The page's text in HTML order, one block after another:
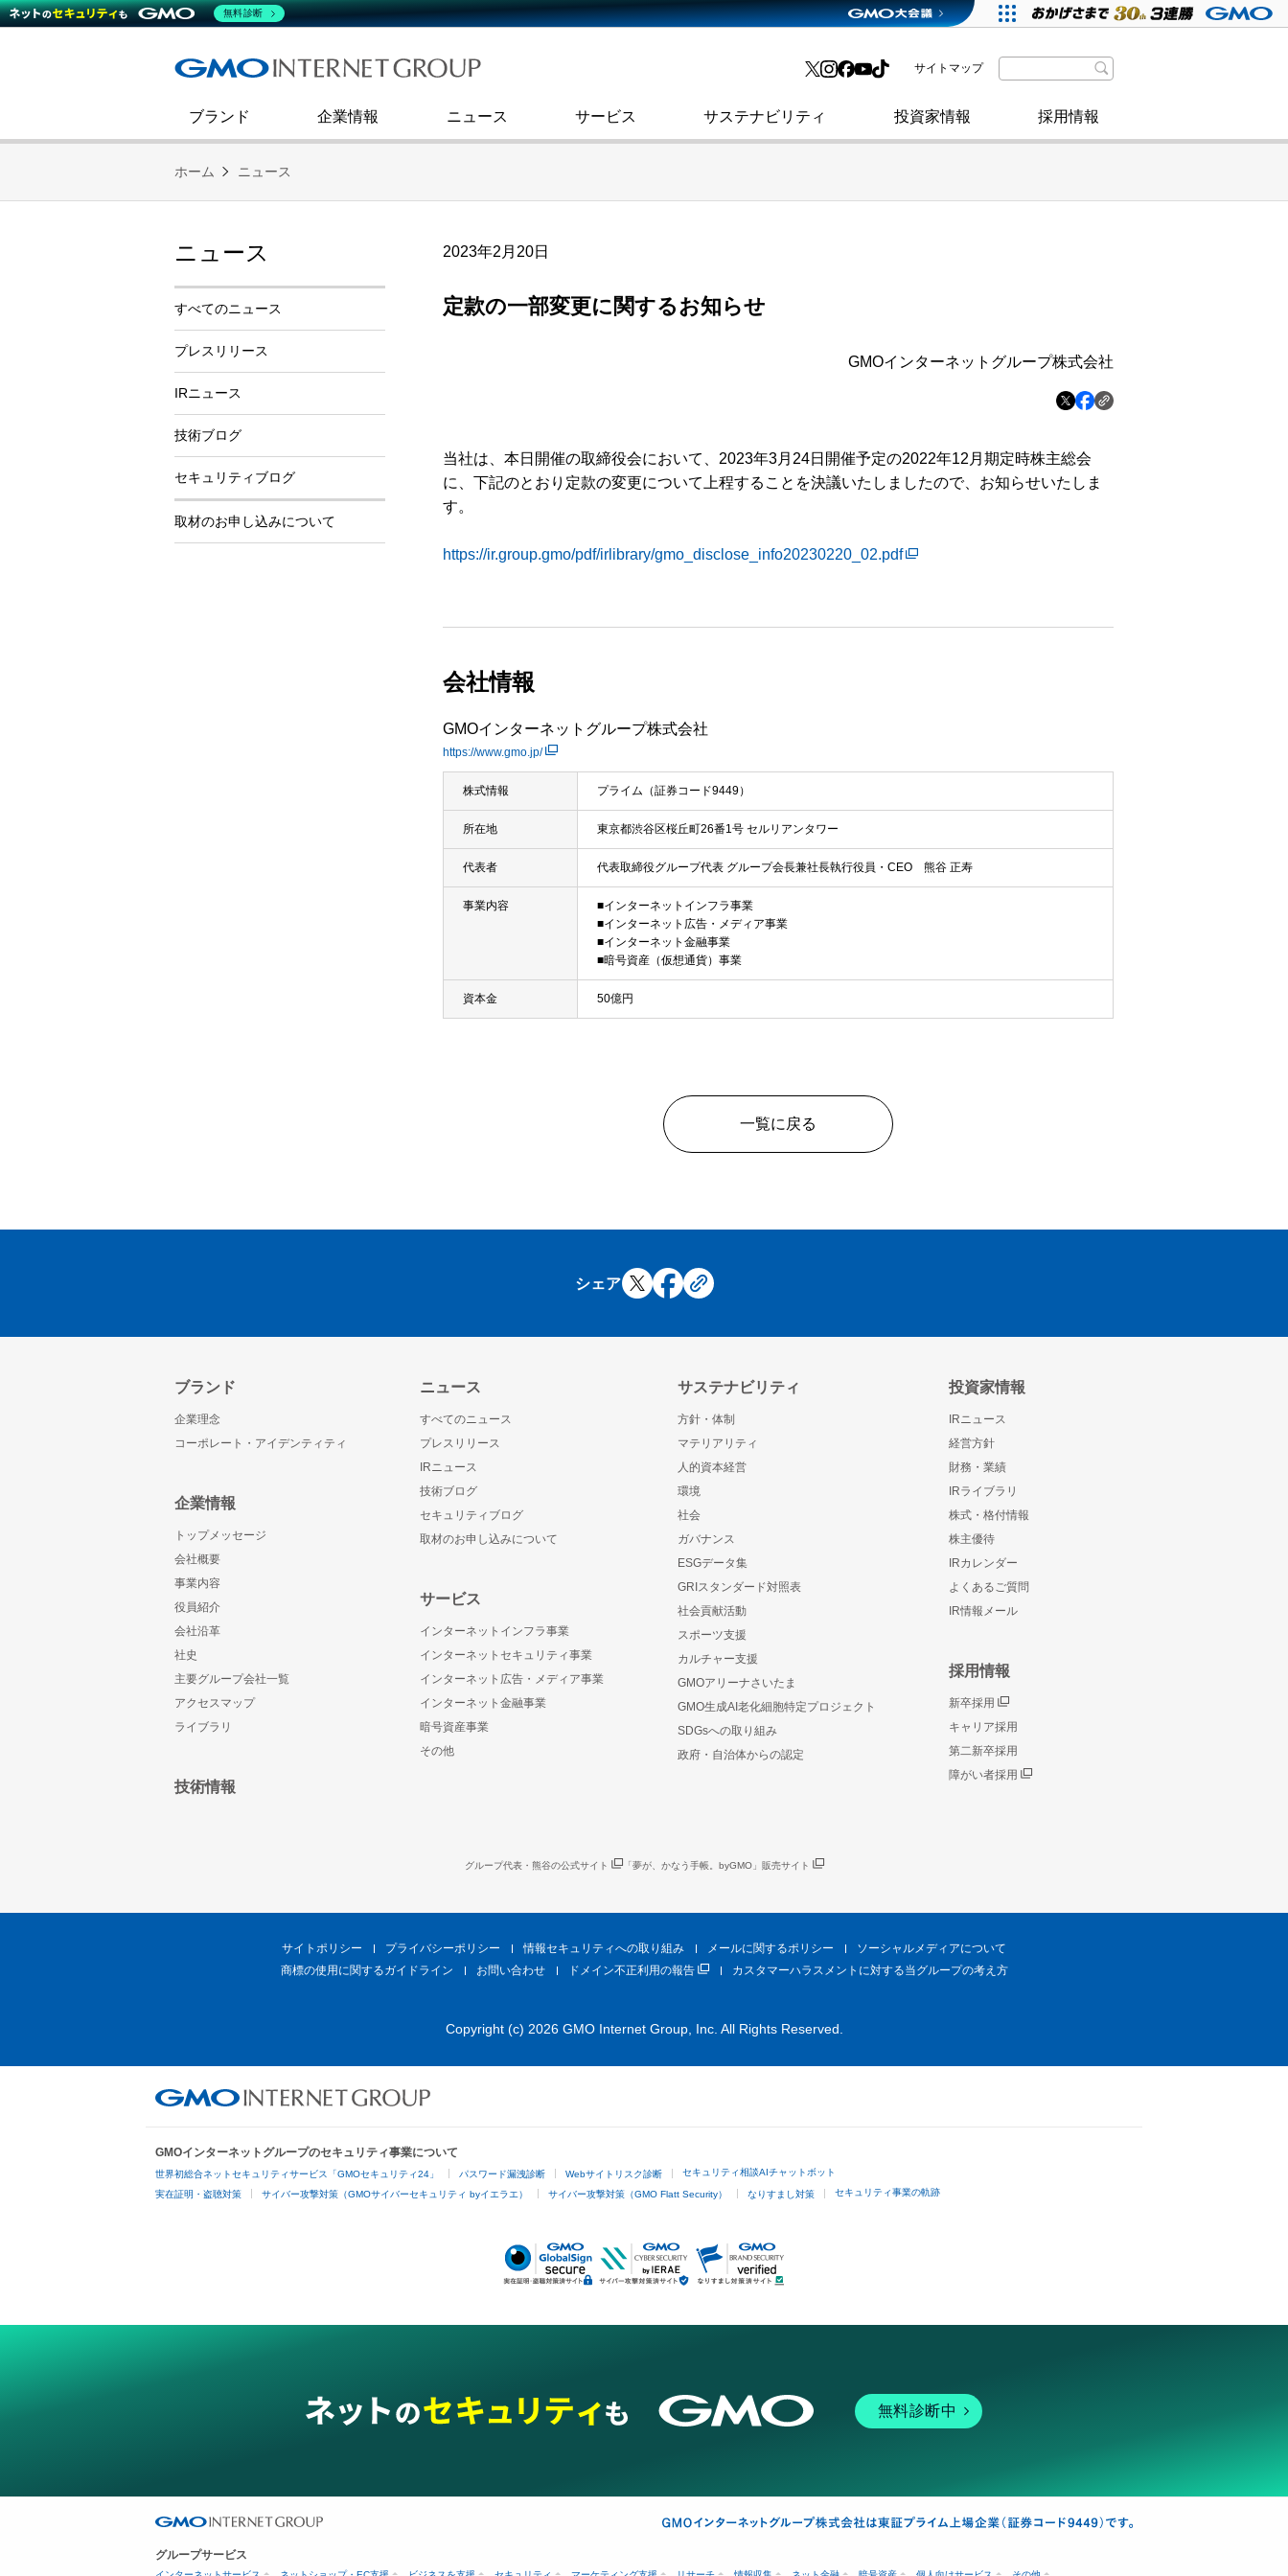
ブランド
企業情報
会社概要
社史
渋谷フクラス入館方法
ニュース
技術ブログ 取材のお申し込みについて
サービス
インターネットセキュリティ事業 その他
サステナビリティ
コミュニケーション
ダイバーシティ＆インクルージョン
SDGsへの取り組み
政府・自治体からの認定
投資家情報
熊谷正寿が語るグループ成長戦略・
財務・業績
よくあるご質問 格付・社債情報
採用情報
第二新卒採用 サイトマップ
ホーム ニュース
2023年2月20日
定款の一部変更に関するお知らせ
GMOインターネットグループ株式会社
当社は、本日開催の取締役会において、2023年3月24日開催予定の2022年12月期定時株主総会
に、下記のとおり定款の変更について上程することを決議いたしましたので、お知らせいたしま
す。
https://ir.group.gmo/pdf/irlibrary/gmo_disclose_info20230220_02.pdf
会社情報
GMOインターネットグループ株式会社
https://www.gmo.jp/
株式情報 プライム（証券コード9449）
所在地 東京都渋谷区桜丘町26番1号 セルリアンタワー
代表者 代表取締役グループ代表 グループ会長兼社長執行役員・CEO 熊谷 正寿
事業内容
■インターネットインフラ事業
■インターネット広告・メディア事業
■インターネット金融事業
■暗号資産（仮想通貨）事業
資本金 50億円
一覧に戻る
ニュース
すべてのニュース
プレスリリース
IRニュース
技術ブログ
セキュリティブログ
取材のお申し込みについて
シェア
ブランド
企業理念
コーポレート・アイデンティティ
企業情報
トップメッセージ
会社概要
事業内容
役員紹介
会社沿革
社史
主要グループ会社一覧
アクセスマップ
ライブラリ
技術情報
ニュース
すべてのニュース
プレスリリース
IRニュース
技術ブログ
セキュリティブログ
取材のお申し込みについて
サービス
インターネットインフラ事業
インターネットセキュリティ事業
インターネット広告・メディア事業
インターネット金融事業
暗号資産事業
その他
サステナビリティ
方針・体制
マテリアリティ
人的資本経営
環境
社会
ガバナンス
ESGデータ集
GRIスタンダード対照表
社会貢献活動
スポーツ支援
カルチャー支援
GMOアリーナさいたま
GMO生成AI老化細胞特定プロジェクト
SDGsへの取り組み
政府・自治体からの認定
投資家情報
IRニュース
経営方針
財務・業績
IRライブラリ
株式・格付情報
株主優待
IRカレンダー
よくあるご質問
IR情報メール
採用情報
新卒採用
キャリア採用
第二新卒採用
障がい者採用
グループ代表・熊谷の公式サイト 「夢が、かなう手帳。byGMO」販売サイト
サイトポリシー プライバシーポリシー 情報セキュリティへの取り組み メールに関するポリシー
ソーシャルメディアについて
商標の使用に関するガイドライン
お問い合わせ ドメイン不正利用の報告 カスタマーハラスメントに対する当グループの考え方
Copyright (c) 2026 GMO Internet Group, Inc. All Rights Reserved.
GMOインターネットグループのセキュリティ事業について
世界初総合ネットセキュリティサービス「GMOセキュリティ24」 パスワード漏洩診断 Webサイトリスク診断 セキュリティ相談AIチャットボット
実在証明・盗聴対策 サイバー攻撃対策（GMOサイバーセキュリティ byイエラエ） サイバー攻撃対策（GMO Flatt Security） なりすまし対策 セキュリティ事業の軌跡
無料診断中
グループサービス
無料診断